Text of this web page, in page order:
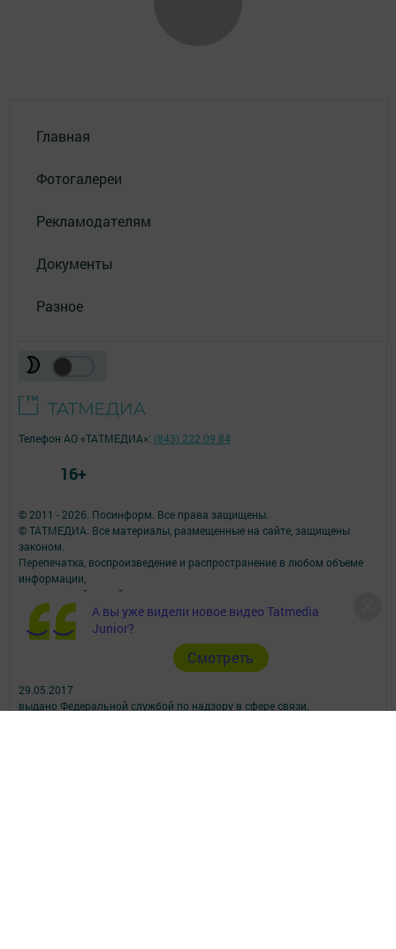
Главная
Фотогалереи
Рекламодателям
Документы
Разное
А вы уже видели новое видео Tatmedia
Junior?
Cмотреть
© 2011 - 2026. Посинформ. Все права защищены.
© ТАТМЕДИА. Все материалы, размещенные на сайте, защищены
законом.
Перепечатка, воспроизведение и распространение в любом объеме
информации,
размещенной на сайте, возможна только с письменного согласия
редакций СМИ.
При поддержке Республиканского агентства по печати и массовым
коммуникациям.
Наименование СМИ: Посинформ
№ свидетельства о регистрации СМИ, дата: ЭЛ № ФС 77 - 69869 от
29.05.2017
выдано Федеральной службой по надзору в сфере связи,
Телефон АО «ТАТМЕДИА»: (843) 222 09 84
16+